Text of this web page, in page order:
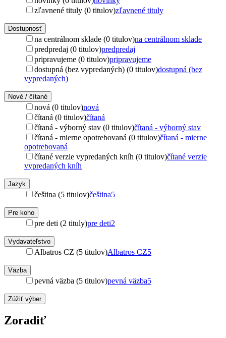
zľavnené tituly (0 titulov)zľavnené tituly
Dostupnosť
na centrálnom sklade (0 titulov)na centrálnom sklade
predpredaj (0 titulov)predpredaj
pripravujeme (0 titulov)pripravujeme
dostupná (bez vypredaných) (0 titulov)dostupná (bez
vypredaných)
Nové / čítané
nová (0 titulov)nová
čítaná (0 titulov)čítaná
čítaná - výborný stav (0 titulov)čítaná - výborný stav
čítaná - mierne opotrebovaná (0 titulov)čítaná - mierne
opotrebovaná
čítané verzie vypredaných kníh (0 titulov)čítané verzie
vypredaných kníh
Jazyk
čeština (5 titulov)čeština5
Pre koho
pre deti (2 tituly)pre deti2
Vydavateľstvo
Albatros CZ (5 titulov)Albatros CZ5
Väzba
pevná väzba (5 titulov)pevná väzba5
Zúžiť výber
Zoradiť